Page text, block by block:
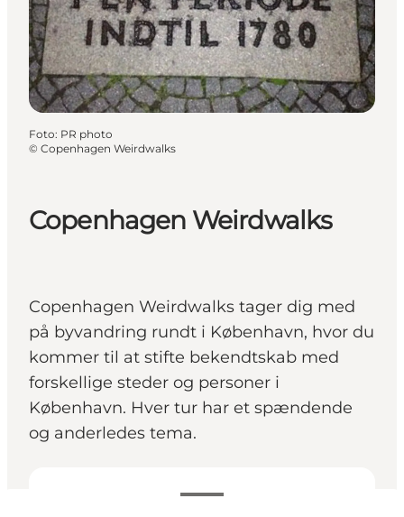
Planlæg ferien
Copenhagen Weirdwalks
Copenhagen Weirdwalks tager dig med
på byvandring rundt i København, hvor du
kommer til at stifte bekendtskab med
forskellige steder og personer i
København. Hver tur har et spændende
og anderledes tema.
Foto: PR photo
© Copenhagen Weirdwalks